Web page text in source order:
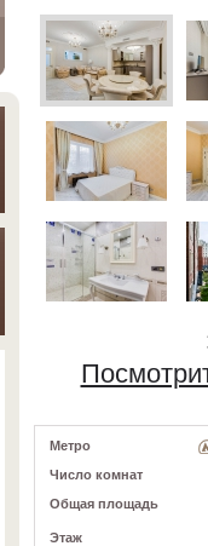
Метро
Число комнат
Общая площадь
Этаж